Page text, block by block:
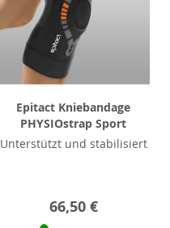
Epitact Kniebandage
PHYSIOstrap Sport
Unterstützt und stabilisiert
66,50 €